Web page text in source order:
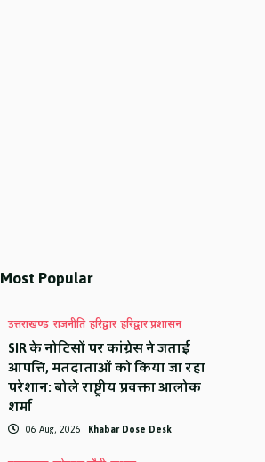
Most Popular
उत्तराखण्ड राजनीति हरिद्वार हरिद्वार प्रशासन
SIR के नोटिसों पर कांग्रेस ने जताई
आपत्ति, मतदाताओं को किया जा रहा
परेशान: बोले राष्ट्रीय प्रवक्ता आलोक
शर्मा
06 Aug, 2026 Khabar Dose Desk